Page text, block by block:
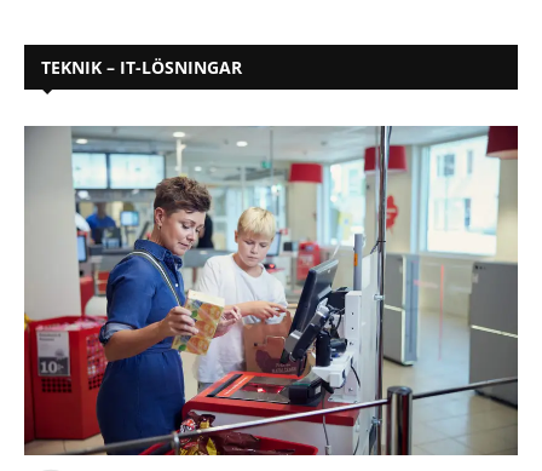
TEKNIK – IT-LÖSNINGAR